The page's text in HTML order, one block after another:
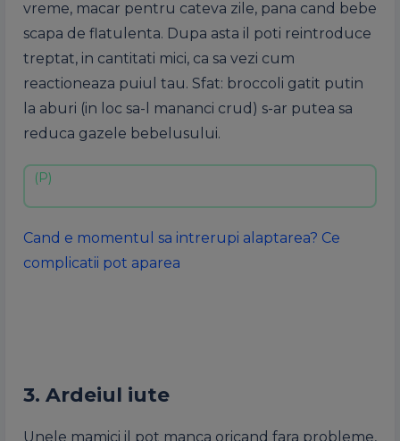
vreme, macar pentru cateva zile, pana cand bebe
scapa de flatulenta. Dupa asta il poti reintroduce
treptat, in cantitati mici, ca sa vezi cum
reactioneaza puiul tau. Sfat: broccoli gatit putin
la aburi (in loc sa-l mananci crud) s-ar putea sa
reduca gazele bebelusului.
Cand e momentul sa intrerupi alaptarea? Ce
complicatii pot aparea
3. Ardeiul iute
Unele mamici il pot manca oricand fara probleme,